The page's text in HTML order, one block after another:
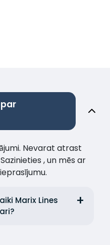
Nevarat atrast
, un mēs ar
Marix Lines